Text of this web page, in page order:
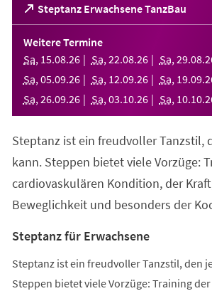
Steptanz Erwachsene TanzBau
(Öffnet
in
einem
neuen
Tab)
Weitere Termine
Sa, 15.08.26 Sa, 22.08.26 Sa, 29.08.
Sa, 05.09.26 Sa, 12.09.26 Sa, 19.09.
Sa, 26.09.26 Sa, 03.10.26 Sa, 10.10.
Steptanz ist ein freudvoller Tanzstil,
kann. Steppen bietet viele Vorzüge:
cardiovaskulären Kondition, der
Beweglichkeit und besonders der
Steptanz für Erwachsene
Steptanz ist ein freudvoller Tanzstil, den
Steppen bietet viele Vorzüge: Training